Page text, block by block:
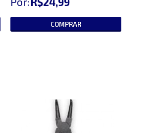
COMPRAR